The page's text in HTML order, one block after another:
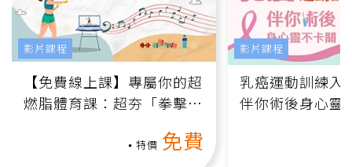
【免費線上課】專屬你的超
燃脂體育課：超夯「拳擊有
特價 免費
影片課程
乳癌運動訓練入
伴你術後身心靈
影片課程